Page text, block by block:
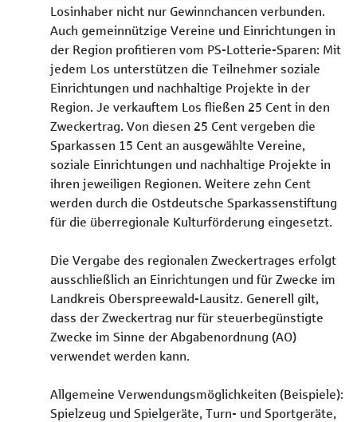
Losinhaber nicht nur Gewinnchancen verbunden.
Auch gemeinnützige Vereine und Einrichtungen in
der Region profitieren vom PS-Lotterie-Sparen: Mit
jedem Los unterstützen die Teilnehmer soziale
Einrichtungen und nachhaltige Projekte in der
Region. Je verkauftem Los fließen 25 Cent in den
Zweckertrag. Von diesen 25 Cent vergeben die
Sparkassen 15 Cent an ausgewählte Vereine,
soziale Einrichtungen und nachhaltige Projekte in
ihren jeweiligen Regionen. Weitere zehn Cent
werden durch die Ostdeutsche Sparkassenstiftung
für die überregionale Kulturförderung eingesetzt.
Die Vergabe des regionalen Zweckertrages erfolgt
ausschließlich an Einrichtungen und für Zwecke im
Landkreis Oberspreewald-Lausitz. Generell gilt,
dass der Zweckertrag nur für steuerbegünstigte
Zwecke im Sinne der Abgabenordnung (AO)
verwendet werden kann.
Allgemeine Verwendungsmöglichkeiten (Beispiele):
Spielzeug und Spielgeräte, Turn- und Sportgeräte,